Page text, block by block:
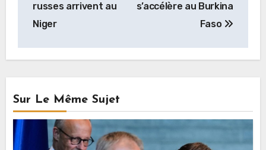
russes arrivent au
Niger
s’accélère au Burkina
Faso
Sur Le Même Sujet